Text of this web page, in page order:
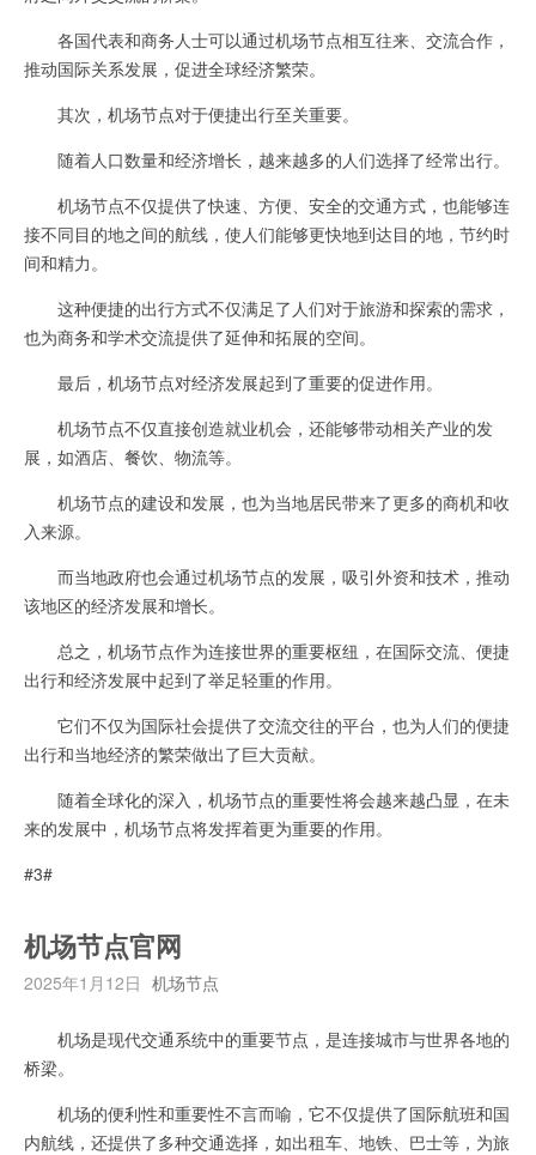
各国代表和商务人士可以通过机场节点相互往来、交流合作，
推动国际关系发展，促进全球经济繁荣。
其次，机场节点对于便捷出行至关重要。
随着人口数量和经济增长，越来越多的人们选择了经常出行。
机场节点不仅提供了快速、方便、安全的交通方式，也能够连
接不同目的地之间的航线，使人们能够更快地到达目的地，节约时
间和精力。
这种便捷的出行方式不仅满足了人们对于旅游和探索的需求，
也为商务和学术交流提供了延伸和拓展的空间。
最后，机场节点对经济发展起到了重要的促进作用。
机场节点不仅直接创造就业机会，还能够带动相关产业的发
展，如酒店、餐饮、物流等。
机场节点的建设和发展，也为当地居民带来了更多的商机和收
入来源。
而当地政府也会通过机场节点的发展，吸引外资和技术，推动
该地区的经济发展和增长。
总之，机场节点作为连接世界的重要枢纽，在国际交流、便捷
出行和经济发展中起到了举足轻重的作用。
它们不仅为国际社会提供了交流交往的平台，也为人们的便捷
出行和当地经济的繁荣做出了巨大贡献。
随着全球化的深入，机场节点的重要性将会越来越凸显，在未
来的发展中，机场节点将发挥着更为重要的作用。
#3#
机场节点官网
2025年1月12日 机场节点
机场是现代交通系统中的重要节点，是连接城市与世界各地的
桥梁。
机场的便利性和重要性不言而喻，它不仅提供了国际航班和国
内航线，还提供了多种交通选择，如出租车、地铁、巴士等，为旅